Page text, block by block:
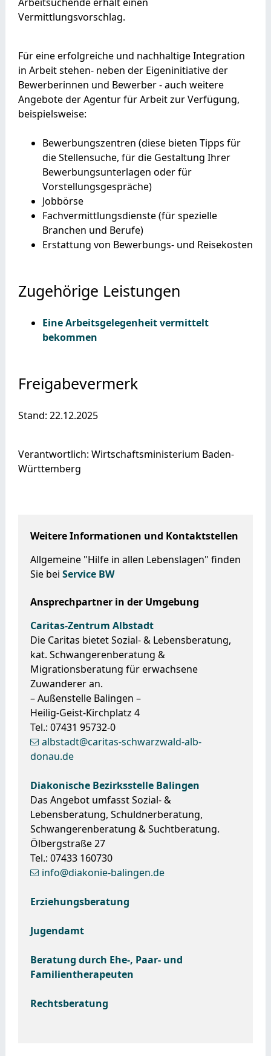
Weitere Informationen und Kontaktstellen
Allgemeine "Hilfe in allen Lebenslagen" finden
Sie bei Service BW
Ansprechpartner in der Umgebung
Caritas-Zentrum Albstadt
Die Caritas bietet Sozial- & Lebensberatung,
kat. Schwangerenberatung &
Migrationsberatung für erwachsene
Zuwanderer an.
– Außenstelle Balingen –
Heilig-Geist-Kirchplatz 4
Tel.: 07431 95732-0
albstadt@caritas-schwarzwald-alb-
donau.de
Diakonische Bezirksstelle Balingen
Das Angebot umfasst Sozial- &
Lebensberatung, Schuldnerberatung,
Schwangerenberatung & Suchtberatung.
Ölbergstraße 27
Tel.: 07433 160730
info@diakonie-balingen.de
Erziehungsberatung
Jugendamt
Beratung durch Ehe-, Paar- und
Familientherapeuten
Rechtsberatung
Vermittlungsvorschlag.
Für eine erfolgreiche und nachhaltige Integration
in Arbeit stehen- neben der Eigeninitiative der
Bewerberinnen und Bewerber - auch weitere
Angebote der Agentur für Arbeit zur Verfügung,
beispielsweise:
Bewerbungszentren (diese bieten Tipps für
die Stellensuche, für die Gestaltung Ihrer
Bewerbungsunterlagen oder für
Vorstellungsgespräche)
Jobbörse
Fachvermittlungsdienste (für spezielle
Branchen und Berufe)
Erstattung von Bewerbungs- und Reisekosten
Zugehörige Leistungen
Eine Arbeitsgelegenheit vermittelt
bekommen
Freigabevermerk
Stand: 22.12.2025
Verantwortlich: Wirtschaftsministerium Baden-
Württemberg